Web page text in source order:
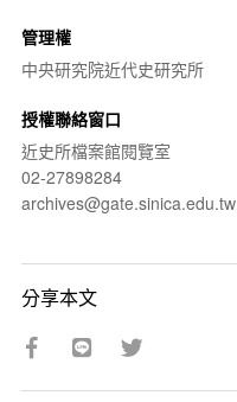
管理權
中央研究院近代史研究所
授權聯絡窗口
近史所檔案館閱覽室
02-27898284
archives@gate.sinica.edu.tw
分享本文